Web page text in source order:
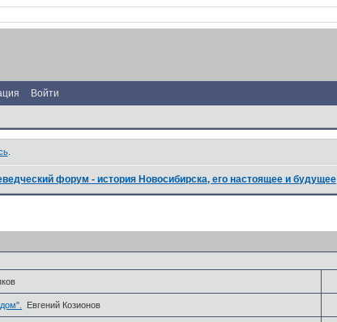
Войти
.
форум - история Новосибирска, его настоящее и будущее
Евгений Козионов